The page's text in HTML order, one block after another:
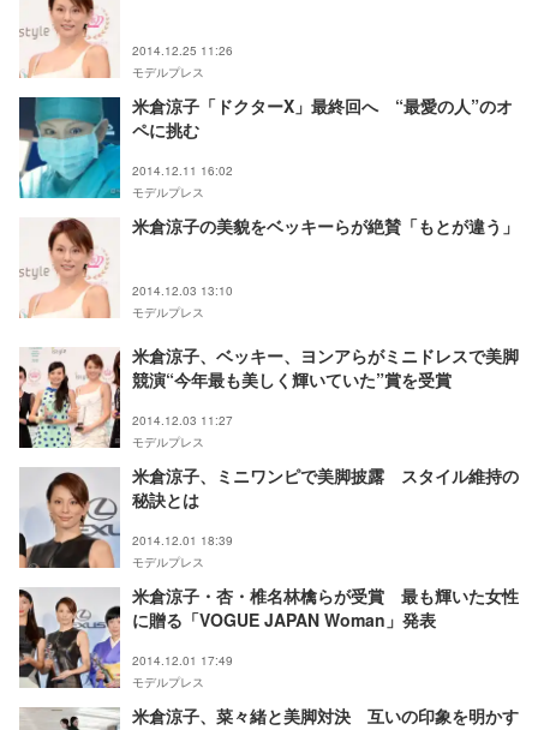
2014.12.25 11:26
モデルプレス
米倉涼子「ドクターX」最終回へ “最愛の人”のオ
ペに挑む
2014.12.11 16:02
モデルプレス
米倉涼子の美貌をベッキーらが絶賛「もとが違う」
2014.12.03 13:10
モデルプレス
米倉涼子、ベッキー、ヨンアらがミニドレスで美脚
競演“今年最も美しく輝いていた”賞を受賞
2014.12.03 11:27
モデルプレス
米倉涼子、ミニワンピで美脚披露 スタイル維持の
秘訣とは
2014.12.01 18:39
モデルプレス
米倉涼子・杏・椎名林檎らが受賞 最も輝いた女性
に贈る「VOGUE JAPAN Woman」発表
2014.12.01 17:49
モデルプレス
米倉涼子、菜々緒と美脚対決 互いの印象を明かす